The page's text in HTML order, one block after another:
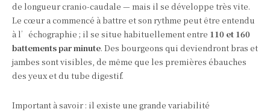
de longueur cranio-caudale — mais il se développe très vite.
Le cœur a commencé à battre et son rythme peut être entendu
à l’échographie ; il se situe habituellement entre 110 et 160
battements par minute. Des bourgeons qui deviendront bras et
jambes sont visibles, de même que les premières ébauches
des yeux et du tube digestif.
Important à savoir : il existe une grande variabilité